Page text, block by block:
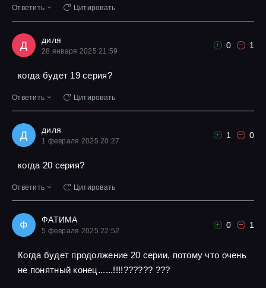
Ответить Цитировать
Д диля
28 января 2025 21:59
0 1
когда будет 19 серия?
Ответить Цитировать
Д диля
1 февраля 2025 20:27
1 0
когда 20 серия?
Ответить Цитировать
Ф ФАТИМА
5 февраля 2025 22:52
0 1
Когда будет продолжение 20 серии, потому что очень
не понятный конец......!!!!?????? ???